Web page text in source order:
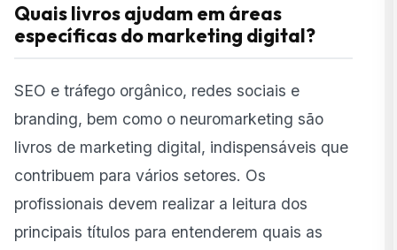
Quais livros ajudam em áreas
específicas do marketing digital?
SEO e tráfego orgânico, redes sociais e
branding, bem como o neuromarketing são
livros de marketing digital, indispensáveis que
contribuem para vários setores. Os
profissionais devem realizar a leitura dos
principais títulos para entenderem quais as